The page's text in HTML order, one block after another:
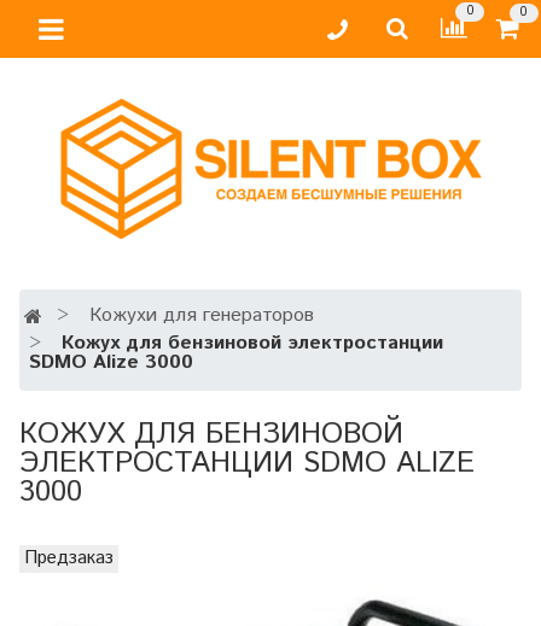
0 0
Кожухи для генераторов
Кожух для бензиновой электростанции
SDMO Alize 3000
КОЖУХ ДЛЯ БЕНЗИНОВОЙ
ЭЛЕКТРОСТАНЦИИ SDMO ALIZE
3000
Предзаказ